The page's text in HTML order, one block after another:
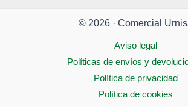
© 2026 · Comercial
Aviso legal
Políticas de envíos y
Política de privacidad
Política de cookies